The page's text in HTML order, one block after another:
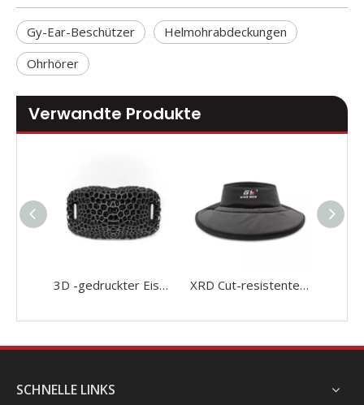
Gy-Ear-Beschützer
Helmohrabdeckungen
Ohrhörer
Verwandte Produkte
3D -gedruckter Eishockey -Helm Käfig Kinnbecher Ersatz XRD Cut-resistente Eiskuiten-Eishockey-Hockey-Guard für Erwachsene
SCHNELLE LINKS